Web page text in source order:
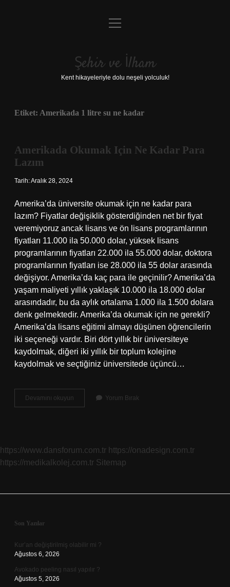
Anasayfa
Yasal Uyarı
menüyü
Şehir ve İlham
Kent hikayeleriyle dolu neşeli yolculuk!
Etiket: Amerikada 1 litre su ne kadar
Amerikada Okumak Için Ne Kadar Para
Lazım
Tarih: Aralık 28, 2024
Amerika’da üniversite okumak için ne kadar para
lazım? Fiyatlar değişiklik gösterdiğinden net bir fiyat
veremiyoruz ancak lisans ve ön lisans programlarının
fiyatları 11.000 ila 50.000 dolar, yüksek lisans
programlarının fiyatları 22.000 ila 55.000 dolar, doktora
programlarının fiyatları ise 28.000 ila 55 dolar arasında
değişiyor. Amerika’da kaç para ile geçinilir? Amerika’da
yaşam maliyeti yıllık yaklaşık 10.000 ila 18.000 dolar
arasındadır, bu da aylık ortalama 1.000 ila 1.500 dolara
denk gelmektedir. Amerika’da okumak için ne gerekli?
Amerika’da lisans eğitimi almayı düşünen öğrencilerin
iki seçeneği vardır. Biri dört yıllık bir üniversiteye
kaydolmak, diğeri iki yıllık bir toplum kolejine
kaydolmak ve seçtiğiniz üniversitede üçüncü…
Devamını okuyun Amerikada
Okumak
Lazım
Yorum Bırak
https://www.dansforum.com.tr https://onadesign.com.tr
https://medikalkolej.com.tr Sitemap
Sidebar
Son Yazılar
Kur’an değiştirilmiş olabilir mi ?
Ağustos 6, 2026
Avokado peeling nasıl yapılır ?
Ağustos 5, 2026